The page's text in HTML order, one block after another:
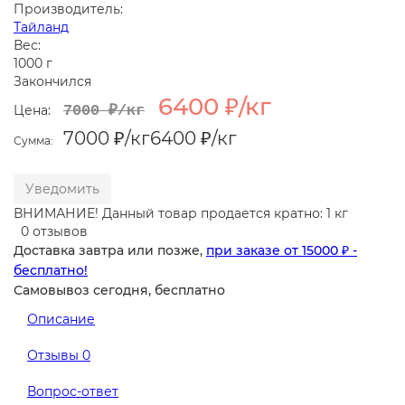
Производитель:
Тайланд
Вес:
1000 г
Закончился
Цена:
7000 ₽/кг 6400 ₽/кг
Сумма: 7000 ₽/кг6400 ₽/кг
Уведомить
ВНИМАНИЕ! Данный товар продается кратно: 1 кг
0 отзывов
Доставка завтра или позже, при заказе от 15000 ₽ -
бесплатно!
Самовывоз сегодня, бесплатно
Описание
Отзывы 0
Вопрос-ответ